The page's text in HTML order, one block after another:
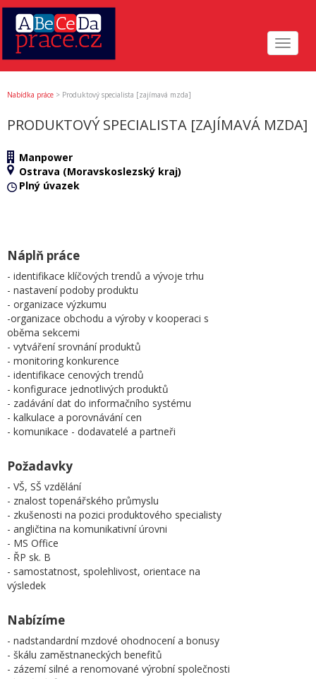
Toggle
Nabídka práce > Produktový specialista [zajímavá mzda]
PRODUKTOVÝ SPECIALISTA [ZAJÍMAVÁ MZDA]
Manpower
Ostrava (Moravskoslezský kraj)
Plný úvazek
Náplň práce
- identifikace klíčových trendů a vývoje trhu
- nastavení podoby produktu
- organizace výzkumu
-organizace obchodu a výroby v kooperaci s
oběma sekcemi
- vytváření srovnání produktů
- monitoring konkurence
- identifikace cenových trendů
- konfigurace jednotlivých produktů
- zadávání dat do informačního systému
- kalkulace a porovnávání cen
- komunikace - dodavatelé a partneři
Požadavky
- VŠ, SŠ vzdělání
- znalost topenářského průmyslu
- zkušenosti na pozici produktového specialisty
- angličtina na komunikativní úrovni
- MS Office
- ŘP sk. B
- samostatnost, spolehlivost, orientace na
výsledek
Nabízíme
- nadstandardní mzdové ohodnocení a bonusy
- škálu zaměstnaneckých benefitů
- zázemí silné a renomované výrobní společnosti